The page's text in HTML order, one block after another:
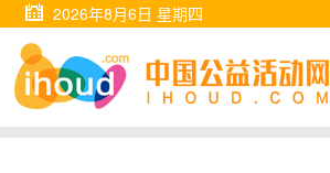
2026年8月6日 星期四